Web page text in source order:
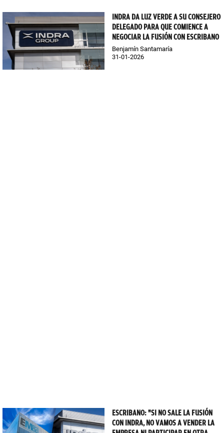
INDRA DA LUZ VERDE A SU CONSEJERO
DELEGADO PARA QUE COMIENCE A
NEGOCIAR LA FUSIÓN CON ESCRIBANO
Benjamín Santamaría
31-01-2026
ESCRIBANO: "SI NO SALE LA FUSIÓN
CON INDRA, NO VAMOS A VENDER LA